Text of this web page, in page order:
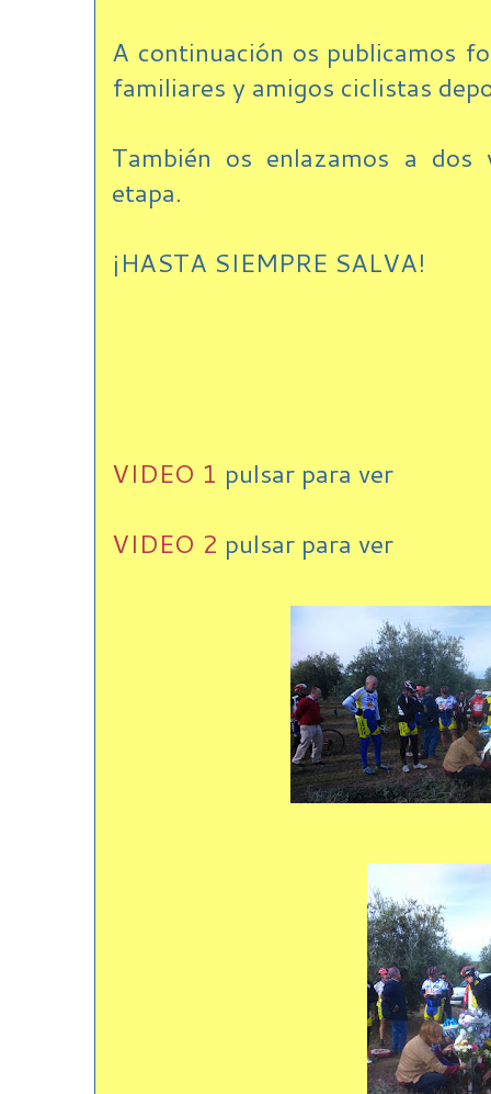
A continuación os publicamos
familiares y amigos ciclistas
También os enlazamos a
etapa.
¡HASTA SIEMPRE SALVA!
VIDEO 1 pulsar para ver
VIDEO 2 pulsar para ver